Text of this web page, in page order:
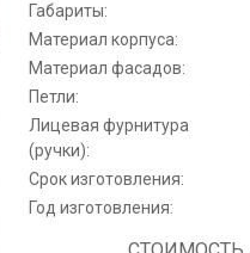
Габариты:
Материал корпуса:
Материал фасадов:
Петли:
Лицевая фурнитура
(ручки):
Срок изготовления:
Год изготовления: